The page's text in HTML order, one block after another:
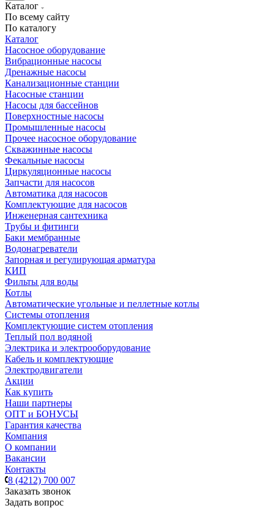
Каталог
По всему сайту
По каталогу
Каталог
Насосное оборудование
Вибрационные насосы
Дренажные насосы
Канализационные станции
Насосные станции
Насосы для бассейнов
Поверхностные насосы
Промышленные насосы
Прочее насосное оборудование
Скважинные насосы
Фекальные насосы
Циркуляционные насосы
Запчасти для насосов
Автоматика для насосов
Комплектующие для насосов
Инженерная сантехника
Трубы и фитинги
Баки мембранные
Водонагреватели
Запорная и регулирующая арматура
КИП
Фильты для воды
Котлы
Автоматические угольные и пеллетные котлы
Системы отопления
Комплектующие систем отопления
Теплый пол водяной
Электрика и электрооборудование
Кабель и комплектующие
Электродвигатели
Акции
Как купить
Наши партнеры
ОПТ и БОНУСЫ
Гарантия качества
Компания
О компании
Вакансии
Контакты
8 (4212) 700 007
Заказать звонок
Задать вопрос